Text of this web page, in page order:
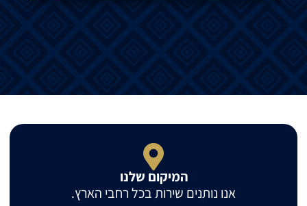
המיקום שלנו
אנו נותנים שירות בכל רחבי הארץ.